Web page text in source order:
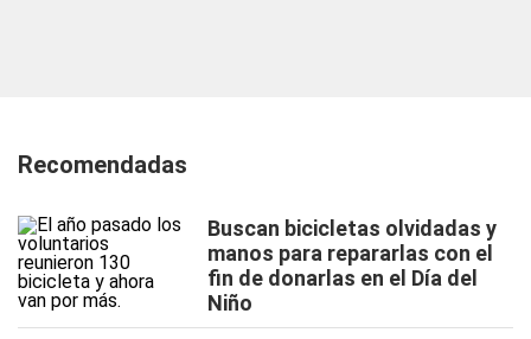
Recomendadas
Buscan bicicletas olvidadas y
manos para repararlas con el
fin de donarlas en el Día del
Niño